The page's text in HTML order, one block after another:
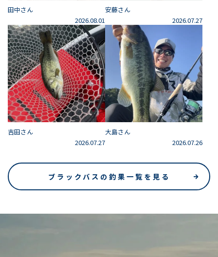
田中さん
2026.08.01
安藤さん
2026.07.27
吉田さん
2026.07.27
大島さん
2026.07.26
ブラックバスの釣果一覧を見る